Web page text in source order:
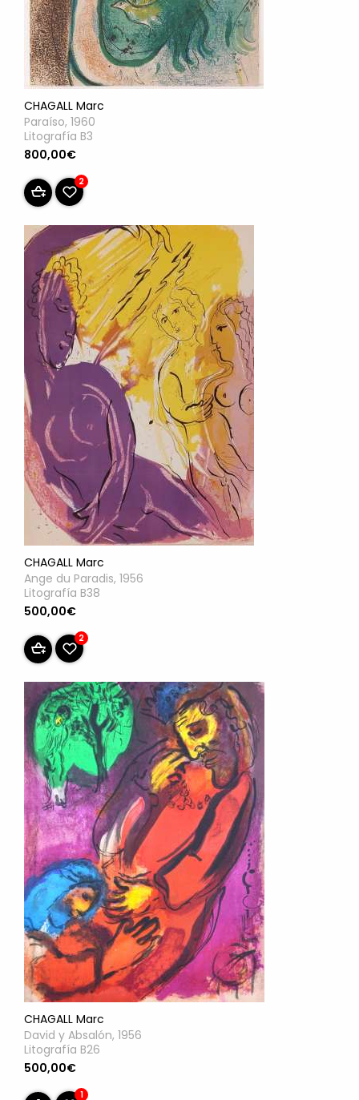
CHAGALL Marc
Paraíso, 1960
Litografía B3
800,00€
2
CHAGALL Marc
Ange du Paradis, 1956
Litografía B38
500,00€
2
CHAGALL Marc
David y Absalón, 1956
Litografía B26
500,00€
1